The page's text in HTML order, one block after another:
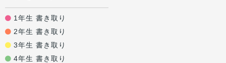
1年生 書き取り
2年生 書き取り
3年生 書き取り
4年生 書き取り